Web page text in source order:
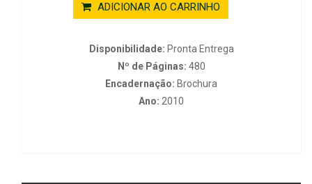
ADICIONAR AO CARRINHO
Disponibilidade: Pronta Entrega
Nº de Páginas: 480
Encadernação: Brochura
Ano: 2010